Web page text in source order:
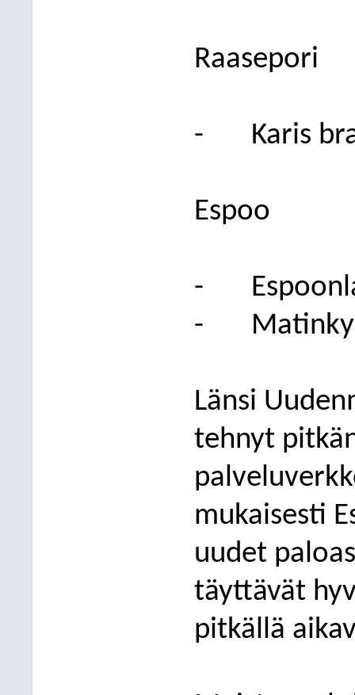
Raasepori
- Karis
Espoo
-
-
Länsi
tehnyt
mukaisesti
uudet
täyttävät
pitkällä